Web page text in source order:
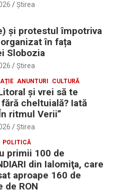
Ştirea
și protestul împotriva
în fața
Slobozia
Ştirea
ANUNTURI CULTURĂ
şi vrei să te
cheltuială? Iată
ritmul Verii”
Ştirea
POLITICĂ
primii 100 de
din Ialomiţa, care
aproape 160 de
de RON